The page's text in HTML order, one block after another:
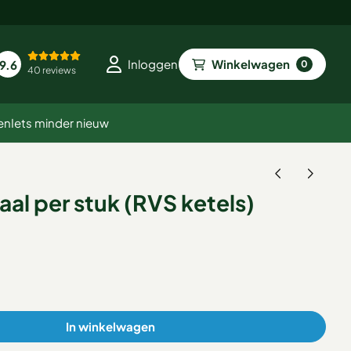
9.6 40 reviews Inloggen Winkelwagen 0
Iets minder nieuw
per stuk (RVS ketels)
In winkelwagen